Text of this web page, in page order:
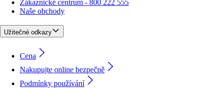
Zákaznické centrum - 800 222 555
Naše obchody
Užitečné odkazy
Cena
Nakupujte online bezpečně
Podmínky používání